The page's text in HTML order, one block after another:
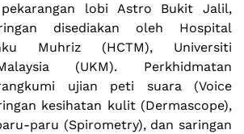
lobi Astro Bukit Jalil,
disediakan oleh Hospital
Muhriz (HCTM), Universiti
(UKM). Perkhidmatan
ujian peti suara (Voice
kesihatan kulit (Dermascope),
paru (Spirometry), dan saringan